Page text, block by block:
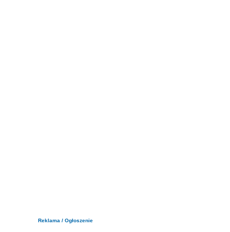
Reklama / Ogłoszenie